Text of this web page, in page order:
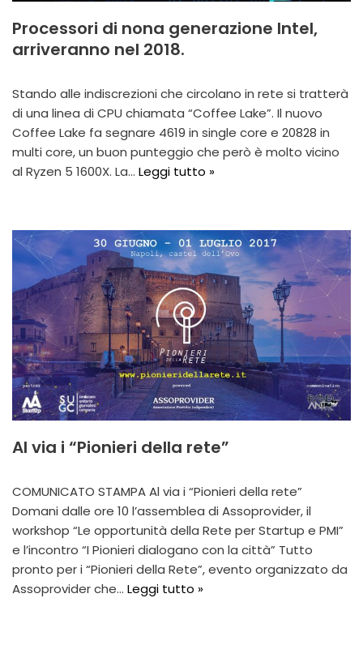
Processori di nona generazione Intel,
arriveranno nel 2018.
Stando alle indiscrezioni che circolano in rete si tratterà
di una linea di CPU chiamata “Coffee Lake”. Il nuovo
Coffee Lake fa segnare 4619 in single core e 20828 in
multi core, un buon punteggio che però è molto vicino
al Ryzen 5 1600X. La… Leggi tutto »
Al via i “Pionieri della rete”
COMUNICATO STAMPA Al via i “Pionieri della rete”
Domani dalle ore 10 l’assemblea di Assoprovider, il
workshop “Le opportunità della Rete per Startup e PMI”
e l’incontro “I Pionieri dialogano con la città” Tutto
pronto per i “Pionieri della Rete”, evento organizzato da
Assoprovider che… Leggi tutto »